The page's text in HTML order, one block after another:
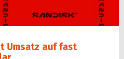
Umsatz auf fast